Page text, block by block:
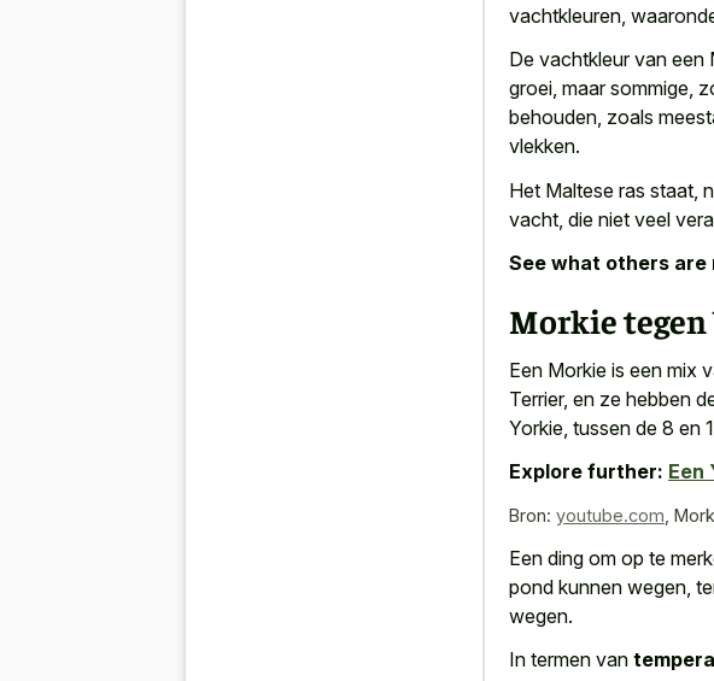
vachtkleuren,
De vachtkleur van een
groei, maar sommige,
behouden, zoals
vlekken.
Het Maltese ras staat,
vacht, die niet veel
See what others are
Morkie
Een Morkie is een mix
Terrier, en ze hebben
Yorkie, tussen de 8 en
Explore further: Een
Bron: youtube.com
Een ding om op te
pond kunnen wegen,
wegen.
In termen van